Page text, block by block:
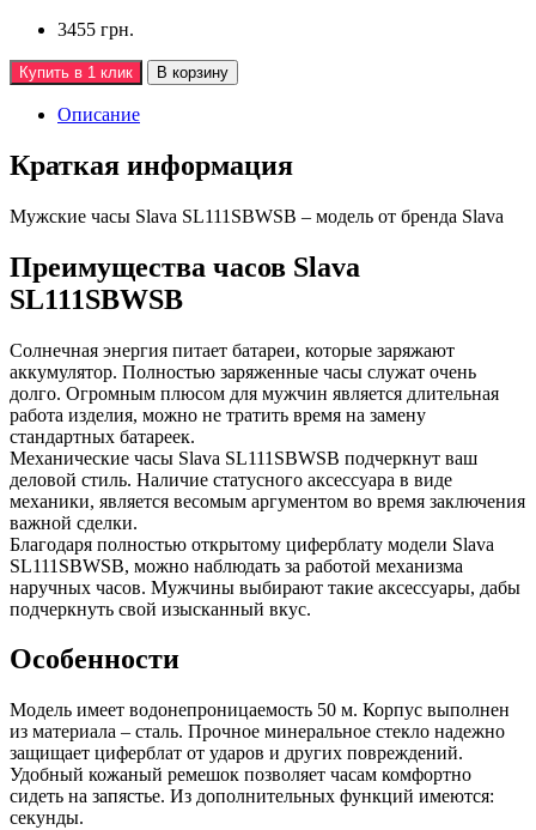
3455 грн.
Купить в 1 клик В корзину
Описание
Краткая информация
Мужские часы Slava SL111SBWSB – модель от бренда Slava
Преимущества часов Slava
SL111SBWSB
Солнечная энергия питает батареи, которые заряжают
аккумулятор. Полностью заряженные часы служат очень
долго. Огромным плюсом для мужчин является длительная
работа изделия, можно не тратить время на замену
стандартных батареек.
Механические часы Slava SL111SBWSB подчеркнут ваш
деловой стиль. Наличие статусного аксессуара в виде
механики, является весомым аргументом во время заключения
важной сделки.
Благодаря полностью открытому циферблату модели Slava
SL111SBWSB, можно наблюдать за работой механизма
наручных часов. Мужчины выбирают такие аксессуары, дабы
подчеркнуть свой изысканный вкус.
Особенности
Модель имеет водонепроницаемость 50 м. Корпус выполнен
из материала – сталь. Прочное минеральное стекло надежно
защищает циферблат от ударов и других повреждений.
Удобный кожаный ремешок позволяет часам комфортно
сидеть на запястье. Из дополнительных функций имеются:
секунды.